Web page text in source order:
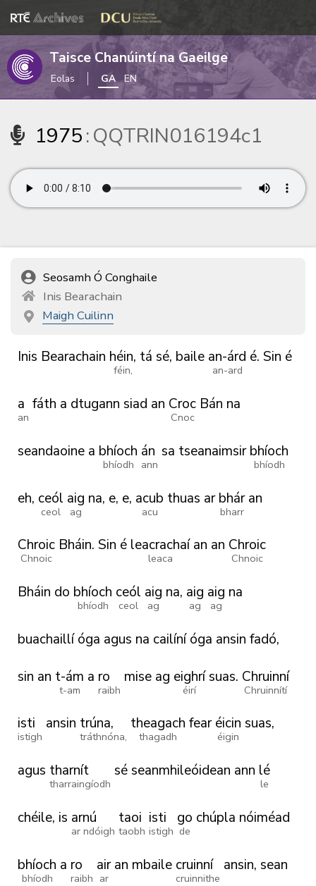
Taisce Chanúintí na Gaeilge
Eolas GA EN
1975:QQTRIN016194c1
Seosamh Ó Conghaile
Inis Bearachain
Maigh Cuilinn
Inis Bearachain héin,
féin,
tá sé, baile an-árd
an-ard
é. Sin é
a
an
fáth a dtugann siad an Croc
Cnoc
Bán na
seandaoine a bhíoch
bhíodh
án
ann
sa tseanaimsir bhíoch
bhíodh
eh, ceól
ceol
aig
ag
na, e, e, acub
acu
thuas ar bhár
bharr
an
Chroic
Chnoic
Bháin. Sin é leacrachaí
leaca
an an Chroic
Chnoic
Bháin do bhíoch
bhíodh
ceól
ceol
aig
ag
na, aig
ag
aig
ag
na
buachaillí óga agus na cailíní óga ansin fadó,
sin an t-ám
t-am
a ro
raibh
mise ag eighrí
éirí
suas. Chruinní
Chruinnítí
isti
istigh
ansin trúna,
tráthnóna,
theagach
thagadh
fear éicin
éigin
suas,
agus tharnít
tharraingíodh
séseanmhileóidean ann lé
le
chéile, is arnú
ar ndóigh
taoi
taobh
isti
istigh
go
de
chúpla nóiméad
bhíoch
bhíodh
a ro
raibh
air
ar
an mbaile cruinní
cruinnithe
ansin, sean